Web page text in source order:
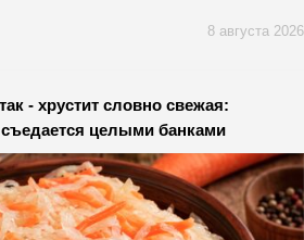
8 августа 2026
- хрустит словно свежая:
съедается целыми банками